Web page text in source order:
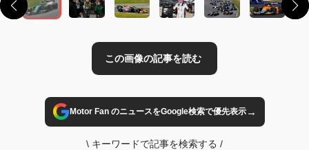
Motor Fan のニュースをGoogle検索で優先表示→
\ キーワードで記事を検索する /